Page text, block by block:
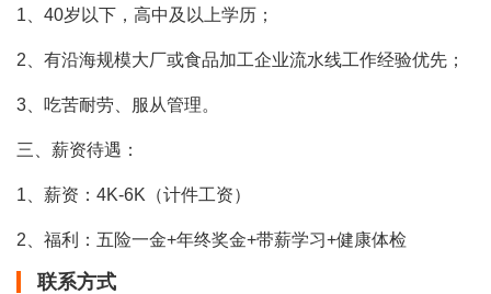
1、40岁以下，高中及以上学历；
2、有沿海规模大厂或食品加工企业流水线工作经验优先；
3、吃苦耐劳、服从管理。
三、薪资待遇：
1、薪资：4K-6K（计件工资）
2、福利：五险一金+年终奖金+带薪学习+健康体检
联系方式